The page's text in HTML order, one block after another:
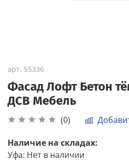
арт. 55336
Фасад Лофт Бетон
ДСВ Мебель
(0)
Наличие на складах:
Уфа: Нет в наличии